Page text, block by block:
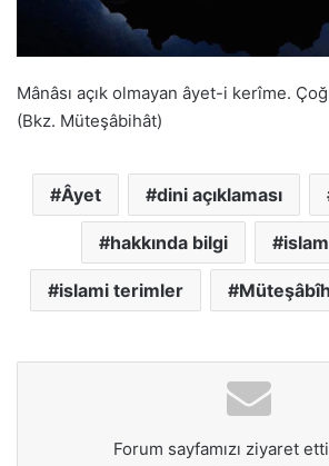
Mânâsı açık olmayan âyet-i kerîme.
(Bkz. Müteşâbihât)
Âyet dini açıklaması
hakkında bilgi
islami terimler Müteşâbîh
Forum sayfamızı ziyaret